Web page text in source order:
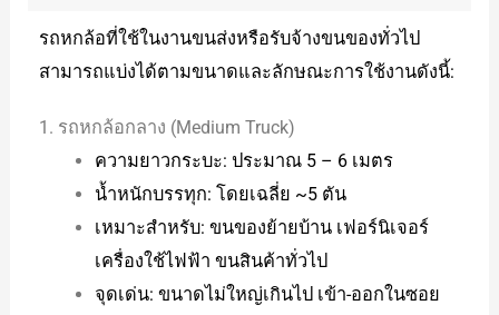
รถหกล้อที่ใช้ในงานขนส่งหรือรับจ้างขนของทั่วไป
สามารถแบ่งได้ตามขนาดและลักษณะการใช้งานดังนี้:
1. รถหกล้อกลาง (Medium Truck)
ความยาวกระบะ: ประมาณ 5 – 6 เมตร
น้ำหนักบรรทุก: โดยเฉลี่ย ~5 ตัน
เหมาะสำหรับ: ขนของย้ายบ้าน เฟอร์นิเจอร์
เครื่องใช้ไฟฟ้า ขนสินค้าทั่วไป
จุดเด่น: ขนาดไม่ใหญ่เกินไป เข้า-ออกในซอย